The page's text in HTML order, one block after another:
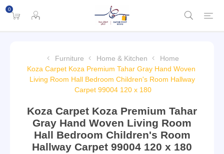
0
Home
Home & Kitchen
Furniture
Koza Carpet Koza Premium Tahar Gray Hand Woven
Living Room Hall Bedroom Children's Room Hallway
Carpet 99004 120 x 180
Koza Carpet Koza Premium Tahar
Gray Hand Woven Living Room
Hall Bedroom Children's Room
Hallway Carpet 99004 120 x 180